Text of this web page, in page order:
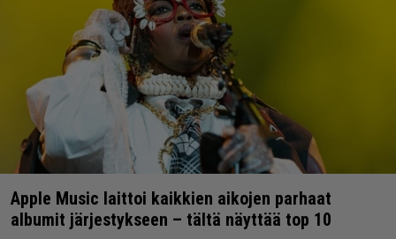
Apple Music laittoi kaikkien aikojen parhaat
albumit järjestykseen – tältä näyttää top 10